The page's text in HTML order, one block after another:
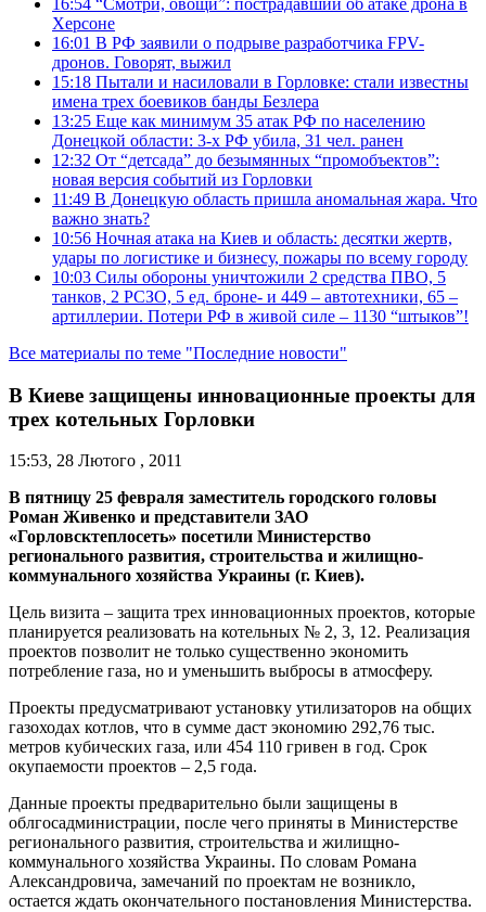
Херсоне
16:01 В РФ заявили о подрыве разработчика FPV-
дронов. Говорят, выжил
15:18 Пытали и насиловали в Горловке: стали известны
имена трех боевиков банды Безлера
13:25 Еще как минимум 35 атак РФ по населению
Донецкой области: 3-х РФ убила, 31 чел. ранен
12:32 От “детсада” до безымянных “промобъектов”:
новая версия событий из Горловки
11:49 В Донецкую область пришла аномальная жара. Что
важно знать?
10:56 Ночная атака на Киев и область: десятки жертв,
удары по логистике и бизнесу, пожары по всему городу
10:03 Силы обороны уничтожили 2 средства ПВО, 5
танков, 2 РСЗО, 5 ед. броне- и 449 – автотехники, 65 –
артиллерии. Потери РФ в живой силе – 1130 “штыков”!
Все материалы по теме "Последние новости"
В Киеве защищены инновационные проекты для
трех котельных Горловки
15:53, 28 Лютого , 2011
В пятницу 25 февраля заместитель городского головы
Роман Живенко и представители ЗАО
«Горловсктеплосеть» посетили Министерство
регионального развития, строительства и жилищно-
коммунального хозяйства Украины (г. Киев).
Цель визита – защита трех инновационных проектов, которые
планируется реализовать на котельных № 2, 3, 12. Реализация
проектов позволит не только существенно экономить
потребление газа, но и уменьшить выбросы в атмосферу.
Проекты предусматривают установку утилизаторов на общих
газоходах котлов, что в сумме даст экономию 292,76 тыс.
метров кубических газа, или 454 110 гривен в год. Срок
окупаемости проектов – 2,5 года.
Данные проекты предварительно были защищены в
облгосадминистрации, после чего приняты в Министерстве
регионального развития, строительства и жилищно-
коммунального хозяйства Украины. По словам Романа
Александровича, замечаний по проектам не возникло,
остается ждать окончательного постановления Министерства.